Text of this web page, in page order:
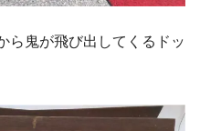
ら鬼が飛び出してくるドッ